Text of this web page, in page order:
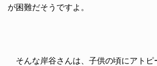
が困難だそうですよ。
そんな岸谷さんは、子供の頃にアトピ